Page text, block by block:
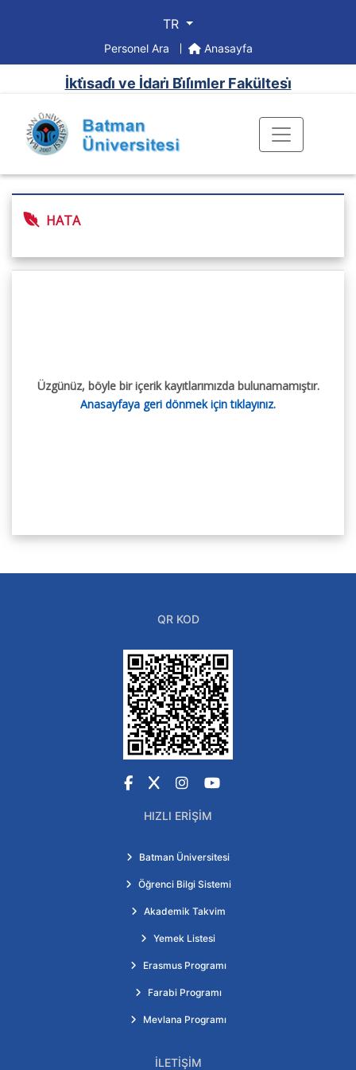
TR
Personel Ara Anasayfa
İkti̇sadi̇ ve İdari̇ Bi̇li̇mler Fakültesi̇
HATA
Üzgünüz, böyle bir içerik kayıtlarımızda bulunamamıştır.
Anasayfaya geri dönmek için tıklayınız.
QR KOD
Facebook
X Instagram
YouTube
HIZLI ERIŞIM
Batman Üniversitesi
Öğrenci Bilgi Sistemi
Akademik Takvim
Yemek Listesi
Erasmus Programı
Farabi Programı
Mevlana Programı
İLETIŞIM